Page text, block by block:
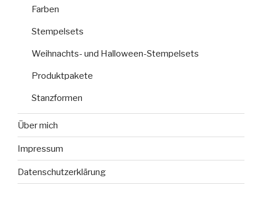
Farben
Stempelsets
Weihnachts- und Halloween-Stempelsets
Produktpakete
Stanzformen
Über mich
Impressum
Datenschutzerklärung